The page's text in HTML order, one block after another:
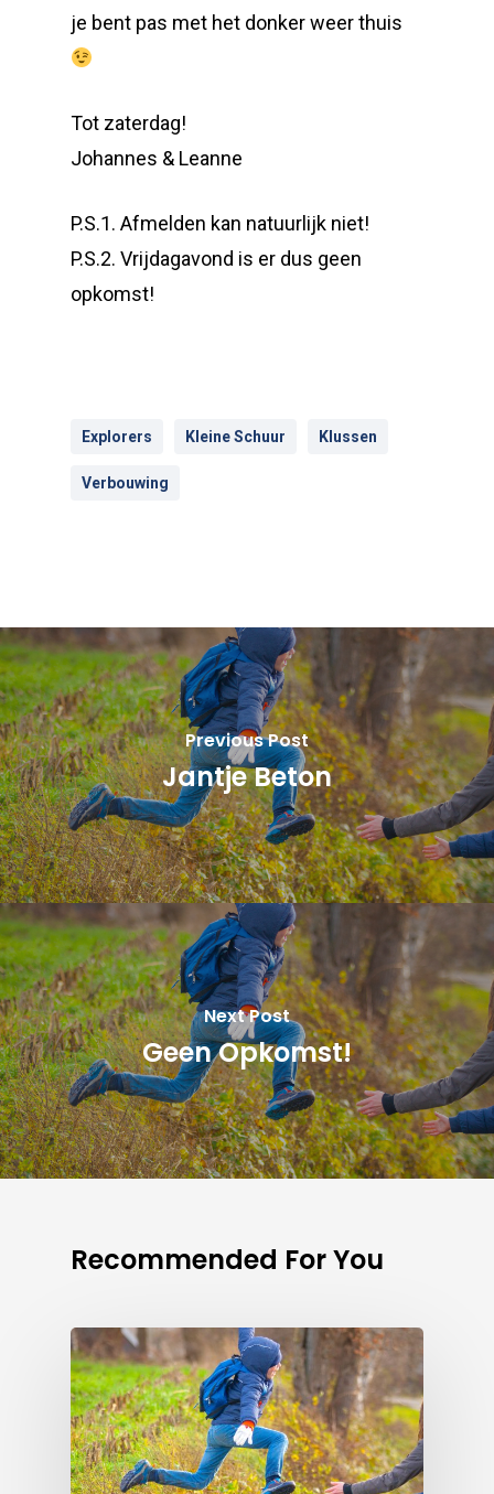
je bent pas met het donker weer thuis
Tot zaterdag!
Johannes & Leanne
P.S.1. Afmelden kan natuurlijk niet!
P.S.2. Vrijdagavond is er dus geen
opkomst!
Explorers Kleine Schuur Klussen
Verbouwing
Previous Post
Jantje Beton
Next Post
Geen Opkomst!
Recommended For You